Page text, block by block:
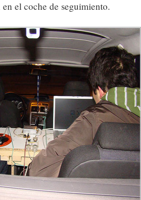
el coche de seguimiento.